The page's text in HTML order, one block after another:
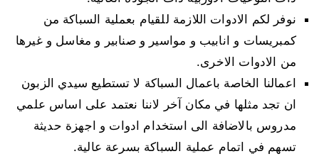
نوفر لكم الادوات اللازمة للقيام بعملية السباكة من
كمبريسات و انابيب و مواسير و صنابير و مغاسل و غيرها
من الادوات الاخرى.
اعمالنا الخاصة باعمال السباكة لا تستطيع سيدي الزبون
ان تجد مثلها في مكان آخر لاننا نعتمد على اساس علمي
مدروس بالاضافة الى استخدام ادوات و اجهزة حديثة
تسهم في اتمام عملية السباكة بسرعة عالية.